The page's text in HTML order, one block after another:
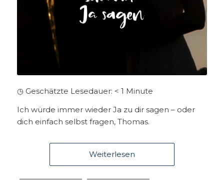
◷ Geschätzte Lesedauer: < 1 Minute
Ich würde immer wieder Ja zu dir sagen – oder
dich einfach selbst fragen, Thomas.
Weiterlesen